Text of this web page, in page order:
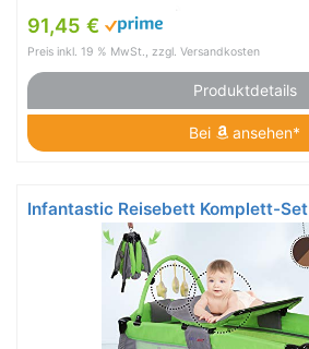
91,45 €
Preis inkl. 19 % MwSt., zzgl. Versandkosten
Produktdetails
Bei ansehen*
Infantastic Reisebett Komplett-Set